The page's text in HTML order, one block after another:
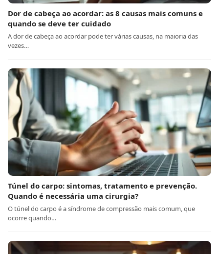
Dor de cabeça ao acordar: as 8 causas mais comuns e
quando se deve ter cuidado
A dor de cabeça ao acordar pode ter várias causas, na maioria das
vezes…
Túnel do carpo: sintomas, tratamento e prevenção.
Quando é necessária uma cirurgia?
O túnel do carpo é a síndrome de compressão mais comum, que
ocorre quando…